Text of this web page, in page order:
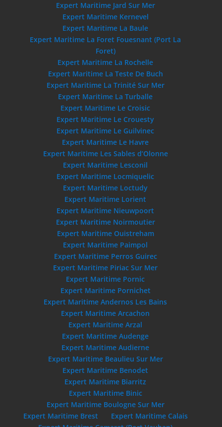
Expert Maritime Jard Sur Mer
Expert Maritime Kernevel
Expert Maritime La Baule
Expert Maritime La Foret Fouesnant (Port La
Foret)
Expert Maritime La Rochelle
Expert Maritime La Teste De Buch
Expert Maritime La Trinité Sur Mer
Expert Maritime La Turballe
Expert Maritime Le Croisic
Expert Maritime Le Crouesty
Expert Maritime Le Guilvinec
Expert Maritime Le Havre
Expert Maritime Les Sables d’Olonne
Expert Maritime Lesconil
Expert Maritime Locmiquelic
Expert Maritime Loctudy
Expert Maritime Lorient
Expert Maritime Nieuwpoort
Expert Maritime Noirmoutier
Expert Maritime Ouistreham
Expert Maritime Paimpol
Expert Maritime Perros Guirec
Expert Maritime Piriac Sur Mer
Expert Maritime Pornic
Expert Maritime Pornichet
Expert Maritime Andernos Les Bains
Expert Maritime Arcachon
Expert Maritime Arzal
Expert Maritime Audenge
Expert Maritime Audierne
Expert Maritime Beaulieu Sur Mer
Expert Maritime Benodet
Expert Maritime Biarritz
Expert Maritime Binic
Expert Maritime Boulogne Sur Mer
Expert Maritime Brest
Expert Maritime Calais